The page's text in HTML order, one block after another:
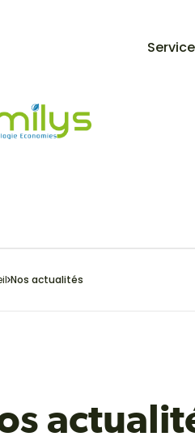
Nos actualités